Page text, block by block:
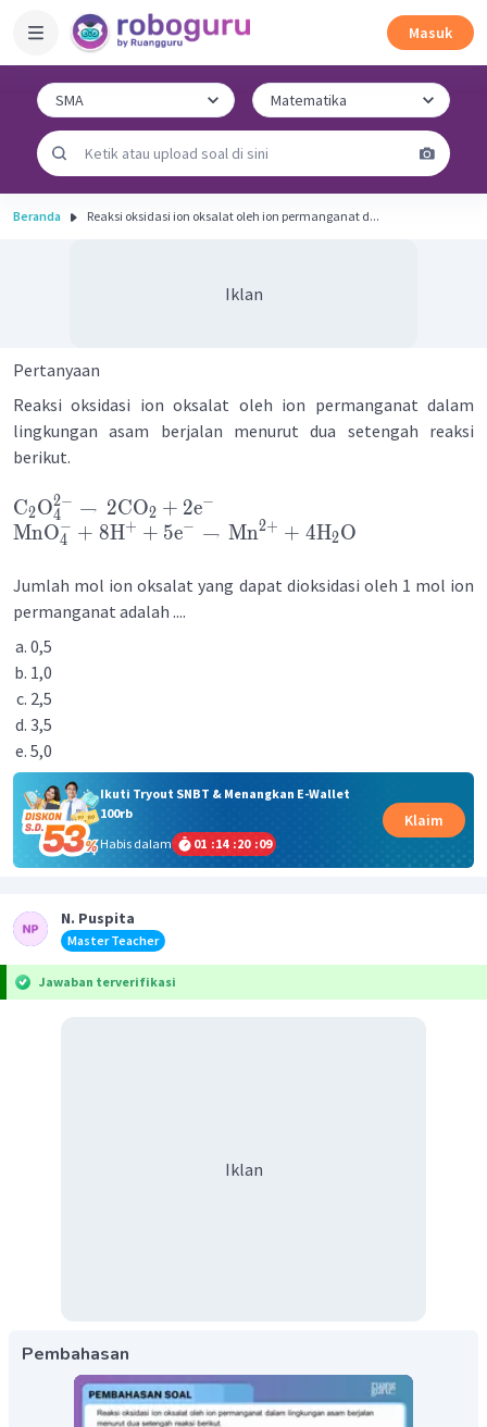
Masuk
Beranda Reaksi oksidasi ion oksalat oleh ion permanganat d...
Iklan
Pertanyaan
Reaksi oksidasi ion oksalat oleh ion permanganat dalam
lingkungan asam berjalan menurut dua setengah reaksi
berikut.
C2O4
2− → 2CO2 + 2e−
MnO4
− + 8H+ + 5e− → Mn2+ + 4H2O
Jumlah mol ion oksalat yang dapat dioksidasi oleh 1 mol ion
permanganat adalah ....
0,5
1,0
2,5
3,5
5,0
Ikuti Tryout SNBT & Menangkan E-Wallet
100rb
Habis dalam
01 :14 :20 :09
Klaim
N. Puspita
Master Teacher
Jawaban terverifikasi
Iklan
Pembahasan